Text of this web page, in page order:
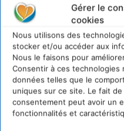
Gérer le
cookies
Nous utilisons des
stocker et/ou accéder aux
Nous le faisons pour
Consentir à ces technologies
données telles que le
uniques sur ce site. Le fait
consentement peut avoir un
fonctionnalités et
https://
Journaliste de